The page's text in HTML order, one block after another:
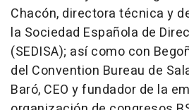
Chacón, directora técnica y
la Sociedad Española de
(SEDISA); así como con
del Convention Bureau de
Baró, CEO y fundador de la